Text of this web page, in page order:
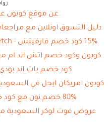
عن موقع كوبون
دليل التسوق اونلاين مع
15% كود خصم فارفيتش - farfetch كود خصم في السعودية
كوبون وكود خصم اتش اند ام
كود خصم باث اند
كوبون امريكان ايجل في
80% خصم نون مع كود خصم نون في السعودية
عروض فوت لوكر السعودية مع